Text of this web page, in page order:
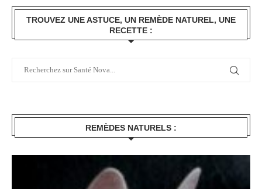
TROUVEZ UNE ASTUCE, UN REMÈDE NATUREL, UNE
RECETTE :
REMÈDES NATURELS :